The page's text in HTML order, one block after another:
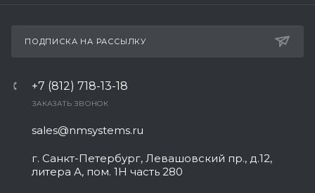
ПОДПИСКА НА РАССЫЛКУ
+7 (812) 718-13-18
ЗАКАЗАТЬ ЗВОНОК
sales@nmsystems.ru
г. Санкт-Петербург, Левашовский пр., д.12,
литера А, пом. 1Н часть 280